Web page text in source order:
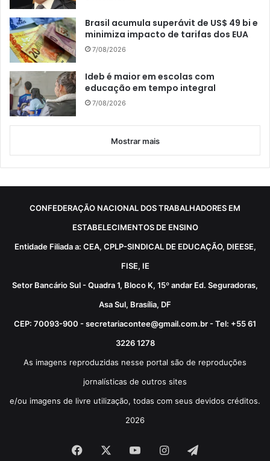
Brasil acumula superávit de US$ 49 bi e
minimiza impacto de tarifas dos EUA
7/08/2026
Ideb é maior em escolas com
educação em tempo integral
7/08/2026
Mostrar mais
CONFEDERAÇÃO NACIONAL DOS TRABALHADORES EM
ESTABELECIMENTOS DE ENSINO
Entidade Filiada a: CEA, CPLP-SINDICAL DE EDUCAÇÃO, DIEESE,
FISE, IE
Setor Bancário Sul - Quadra 1, Bloco K, 15º andar Ed. Seguradoras,
Asa Sul, Brasília, DF
CEP: 70093-900 - secretariacontee@gmail.com.br - Tel: +55 61
3226 1278
As imagens reproduzidas nesse portal são de reproduções
jornalísticas de outros sites
e/ou imagens de livre utilização, todas com seus devidos créditos.
2026
Facebook YouTubeInstagram